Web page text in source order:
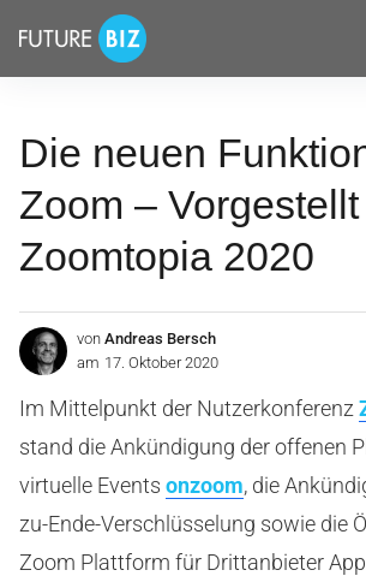
überspringen
FUTUREBIZ
Die neuen
Zoom –
Zoomtopia 2020
von Andreas Bersch
am 17. Oktober 2020
Im Mittelpunkt der Nutzerkonferenz
stand die Ankündigung der offenen
virtuelle Events onzoom, die
zu-Ende-Verschlüsselung sowie die
Zoom Plattform für Drittanbieter